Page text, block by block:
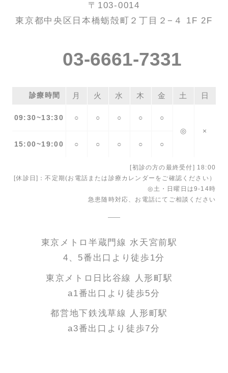
〒103-0014
東京都中央区日本橋蛎殻町２丁目２−４ 1F 2F
03-6661-7331
診療時間 月 火 水 木 金 土 日
09:30~13:30 ○ ○ ○ ○
○
◎
×
15:00~19:00
○ ○ ○ ○ ○
[初診の方の最終受付] 18:00
[休診日]：不定期(お電話または診療カレンダーをご確認ください）
◎土・日曜日は9-14時
急患随時対応、お電話にてご相談ください
東京メトロ半蔵門線 水天宮前駅
4、5番出口より徒歩1分
東京メトロ日比谷線 人形町駅
a1番出口より徒歩5分
都営地下鉄浅草線 人形町駅
a3番出口より徒歩7分